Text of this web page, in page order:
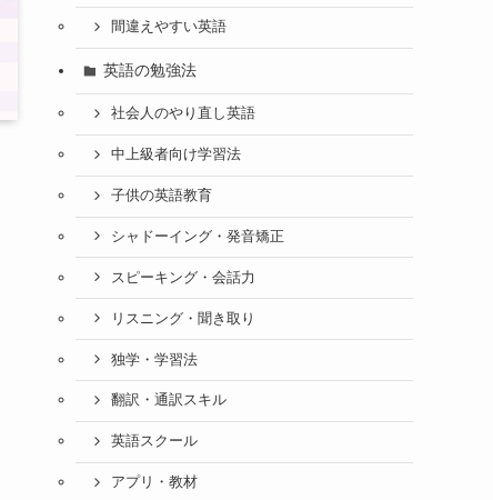
間違えやすい英語
英語の勉強法
社会人のやり直し英語
中上級者向け学習法
子供の英語教育
シャドーイング・発音矯正
スピーキング・会話力
リスニング・聞き取り
独学・学習法
翻訳・通訳スキル
英語スクール
アプリ・教材